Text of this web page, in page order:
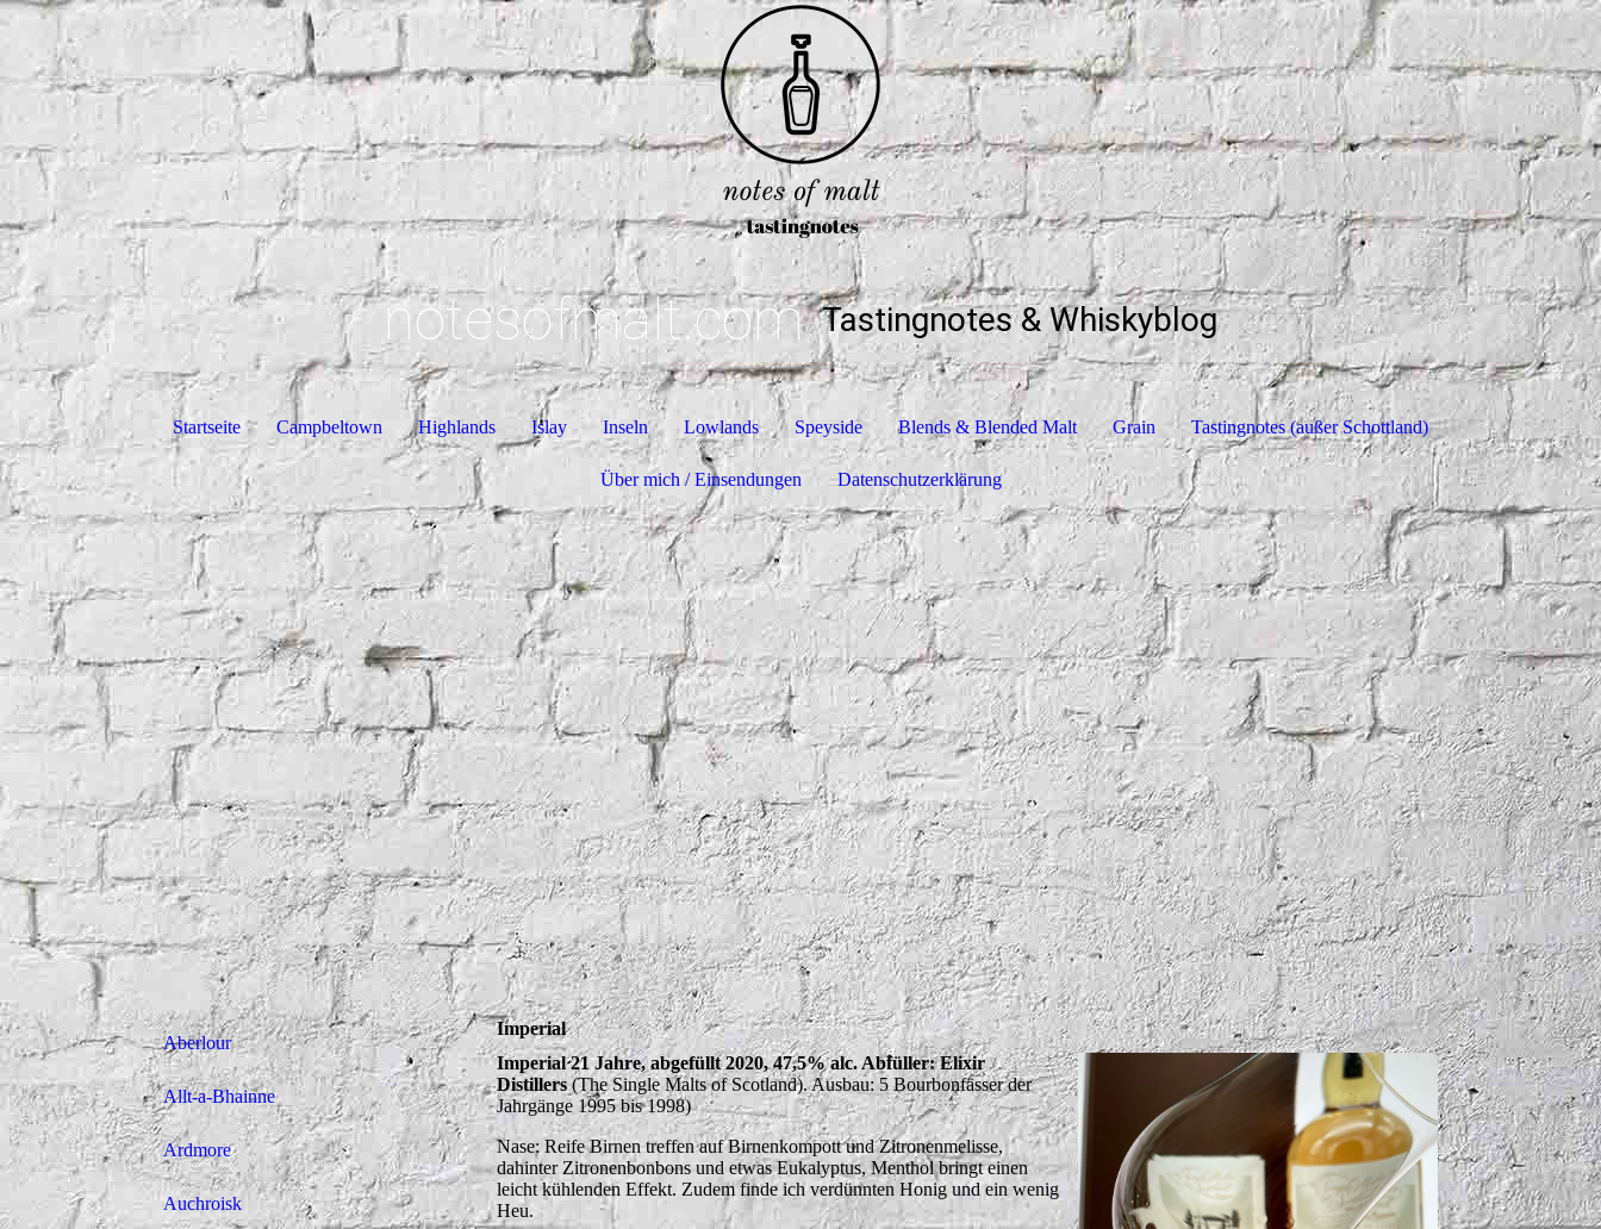
notesofmalt.com Tastingnotes & Whiskyblog
Startseite Campbeltown Highlands Islay Inseln Lowlands Speyside Blends & Blended Malt Grain Tastingnotes (außer Schottland)
Über mich / Einsendungen Datenschutzerklärung
Aberlour
Allt-a-Bhainne
Ardmore
Auchroisk
Imperial
Imperial 21 Jahre, abgefüllt 2020, 47,5% alc. Abfüller: Elixir
Distillers(The Single Malts of Scotland). Ausbau: 5 Bourbonfässer der
Jahrgänge 1995 bis 1998)
Nase: Reife Birnen treffen auf Birnenkompott und Zitronenmelisse,
dahinter Zitronenbonbons und etwas Eukalyptus, Menthol bringt einen
leicht kühlenden Effekt. Zudem finde ich verdünnten Honig und ein wenig
Heu.